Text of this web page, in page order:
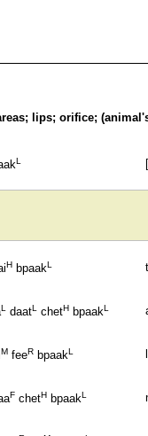
lips; orifice;
L
H bpaakL
L daatL chetH bpaakL
M feeR bpaakL
F chetH bpaakL